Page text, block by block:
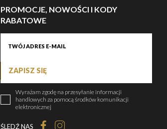
PROMOCJE, NOWOŚCI I KODY
RABATOWE
ZAPISZ SIĘ
Wyrażam zgodę na przesyłanie informacji
handlowych za pomocą środków komunikacji
elektronicznej
ŚLEDŹ NAS